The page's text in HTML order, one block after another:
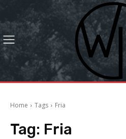
Home Tags Fria
Tag: Fria